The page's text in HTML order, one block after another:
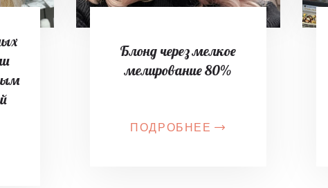
Блонд через мелкое
мелирование 80%
ПОДРОБНЕЕ